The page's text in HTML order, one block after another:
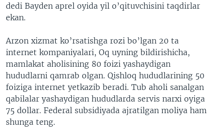
dedi Bayden aprel oyida yil o’qituvchisini taqdirlar
ekan.
Arzon xizmat ko’rsatishga rozi bo’lgan 20 ta
internet kompaniyalari, Oq uyning bildirishicha,
mamlakat aholisining 80 foizi yashaydigan
hududlarni qamrab olgan. Qishloq hududlarining 50
foiziga internet yetkazib beradi. Tub aholi sanalgan
qabilalar yashaydigan hududlarda servis narxi oyiga
75 dollar. Federal subsidiyada ajratilgan moliya ham
shunga teng.